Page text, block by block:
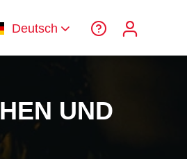
Deutsch
UND